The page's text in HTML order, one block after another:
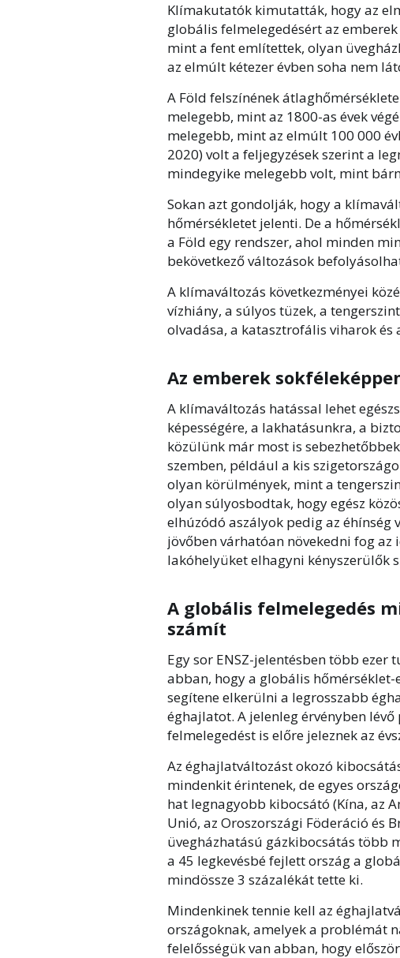
Klímakutatók kimutatták, hogy az
globális felmelegedésért az
mint a fent említettek, olyan
az elmúlt kétezer évben soha nem
A Föld felszínének
melegebb, mint az 1800-as évek
melegebb, mint az elmúlt 100 000
2020) volt a feljegyzések szerint a
mindegyike melegebb volt, mint
Sokan azt gondolják, hogy a
hőmérsékletet jelenti. De a
a Föld egy rendszer, ahol minden
bekövetkező változások
A klímaváltozás következményei
vízhiány, a súlyos tüzek, a
olvadása, a katasztrofális viharok
Az emberek
A klímaváltozás hatással lehet
képességére, a lakhatásunkra, a
közülünk már most is
szemben, például a kis
olyan körülmények, mint a
olyan súlyosbodtak, hogy egész
elhúzódó aszályok pedig az éhínség
jövőben várhatóan növekedni fog
lakóhelyüket elhagyni kényszerülők
A globális felmelegedés
számít
Egy sor ENSZ-jelentésben több
abban, hogy a globális
segítene elkerülni a legrosszabb
éghajlatot. A jelenleg érvényben
felmelegedést is előre jeleznek az
Az éghajlatváltozást okozó
mindenkit érintenek, de egyes
hat legnagyobb kibocsátó (Kína, az
Unió, az Oroszországi Föderáció és
üvegházhatású gázkibocsátás több
a 45 legkevésbé fejlett ország a
mindössze 3 százalékát tette ki.
Mindenkinek tennie kell az
országoknak, amelyek a problémát
felelősségük van abban, hogy